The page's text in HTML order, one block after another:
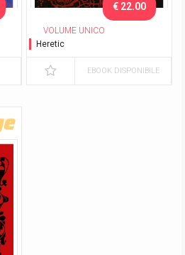
VOLUME UNICO
Heretic
€ 22.00
EBOOK DISPONIBILE